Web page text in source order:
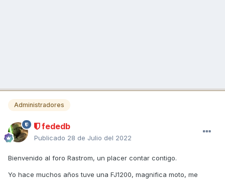
Administradores
fededb
Publicado 28 de Julio del 2022
Bienvenido al foro Rastrom, un placer contar contigo.
Yo hace muchos años tuve una FJ1200, magnifica moto, me